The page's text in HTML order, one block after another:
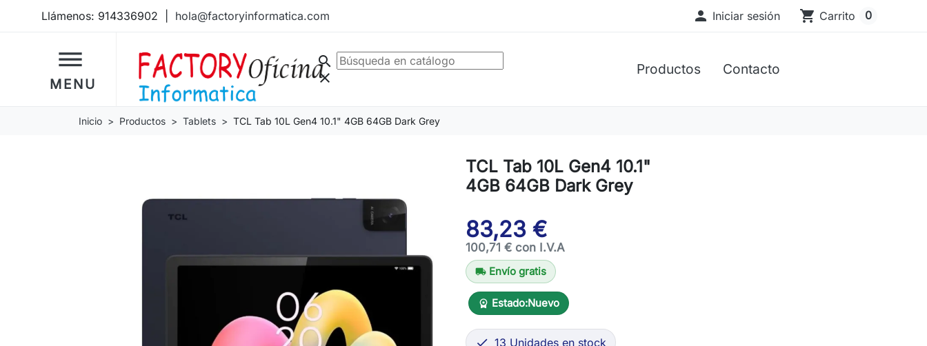
Llámenos: 914336902 hola@factoryinformatica.com  Iniciar sesión shopping_cart Carrito 0
dehaze
MENU
Productos Contacto
search
clear
Inicio Productos Tablets TCL Tab 10L Gen4 10.1" 4GB 64GB Dark Grey
TCL Tab 10L Gen4 10.1"
4GB 64GB Dark Grey
83,23 €
100,71 € con I.V.A
local_shipping Envío gratis
workspace_premium Estado:Nuevo
 13 Unidades en stock